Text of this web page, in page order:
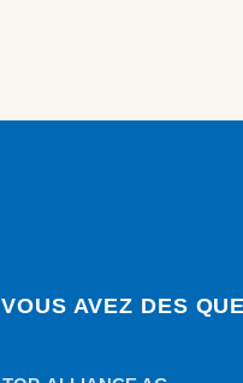
VOUS AVEZ DES